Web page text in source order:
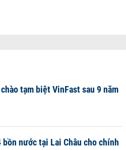
tạm biệt VinFast sau 9 năm
nước tại Lai Châu cho chính